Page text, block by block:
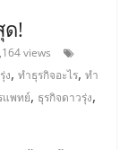
ด!
views
ง,ทำธุรกิจอะไร,ทำ
แพทย์, ธุรกิจดาวรุ่ง,